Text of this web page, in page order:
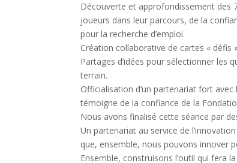
Découverte et approfondissement des
joueurs dans leur parcours, de la
pour la recherche d’emploi.
Création collaborative de cartes « défis
Partages d’idées pour sélectionner les
terrain.
Officialisation d’un partenariat fort
témoigne de la confiance de la
Nous avons finalisé cette séance par
Un partenariat au service de
que, ensemble, nous pouvons innover
Ensemble, construisons l’outil qui fera